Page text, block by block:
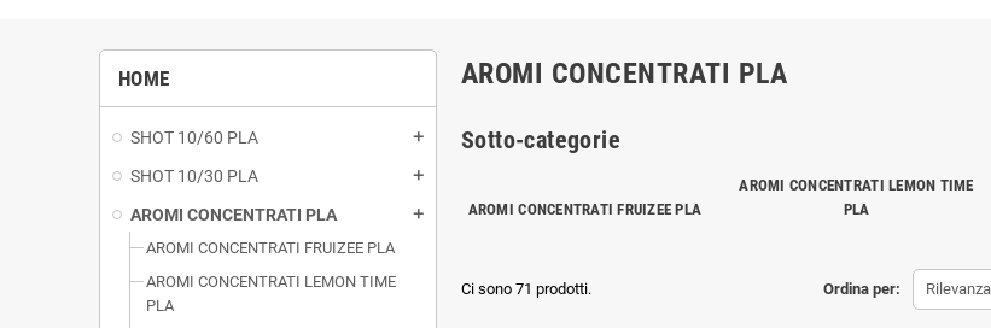
HOME
SHOT 10/60 PLA add
SHOT 10/30 PLA add
AROMI CONCENTRATI PLA add
AROMI CONCENTRATI FRUIZEE PLA
AROMI CONCENTRATI LEMON TIME
PLA
AROMI CONCENTRATI PLA
Sotto-categorie
AROMI CONCENTRATI FRUIZEE PLA
AROMI CONCENTRATI LEMON TIME
PLA
Ordina per: Rilevanza
Ci sono 71 prodotti.